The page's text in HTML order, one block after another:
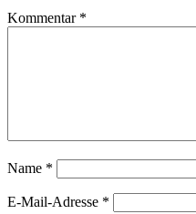
Kommentar *
Name *
E-Mail-Adresse *